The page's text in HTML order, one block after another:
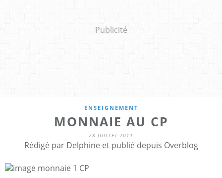
Publicité
ENSEIGNEMENT
MONNAIE AU CP
28 JUILLET 2011
Rédigé par Delphine et publié depuis Overblog